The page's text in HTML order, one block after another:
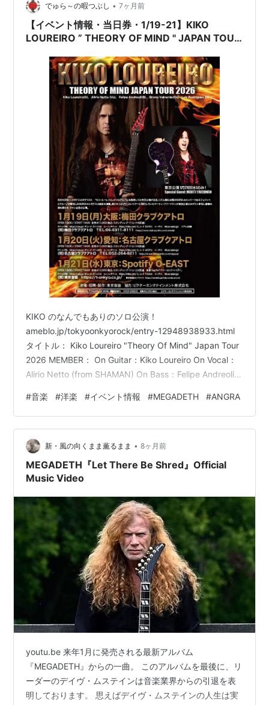
を前にすると、 そんな記憶が柔らかく息を吹き返すよう
な、不思議な温度が胸に灯ります。 きっとこの記事を読
んでくださっているあな…
でゅら～の暇つぶし • 7ヶ月前
【イベント情報・当日券・1/19-21】KIKO
LOUREIRO ” THEORY OF MIND " JAPAN TOUR
KIKO のなんでもありのソロ公演！
ameblo.jp/tokyoonkyorock/entry-12948938933.html
タイトル： Kiko Loureiro "Theory Of Mind" Japan Tour
2026 MEMBER： On Guitar：Kiko Loureiro On Vocal：
Alirio Netto (from SHAMAN) On Bass：Felipe Andreoli
ANGRA) On Guitar：Luiz Rodrigues Special Guest …
#音楽 #洋楽 #イベント情報 #MEGADETH #ANGRA
新・風の向くまま薫るまま • 8ヶ月前
MEGADETH『Let There Be Shred』Official
Music Video
youtu.be 来年1月に発売される最新アルバム
『MEGADETH』からの一曲。 このアルバムを最後に、リ
ーダーのデイヴ・ムステインは音楽業界からの引退を表
明しております。 思えばデイヴ・ムステインの人生は実